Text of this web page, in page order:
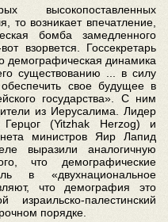
высокопоставленных
то возникает впечатление,
бомба замедленного
взорвется. Госсекретарь
демографическая динамика
существованию ... в силу
свое будущее в
государства». С ним
из Иерусалима. Лидер
Герцог (Yitzhak Herzog) и
министров Яир Лапид
выразили аналогичную
что демографические
в «двухнациональное
что демография это
палестинский
порядке.